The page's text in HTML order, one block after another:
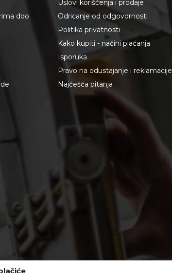
doo
Uslovi korišćenja i prodaje
Odricanje od odgovornosti
Politika privatnosti
Kako kupiti - načini plaćanja
Isporuka
Pravo na odustajanje i reklamacije
Najčešća pitanja